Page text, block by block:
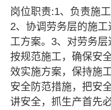
岗位职责:1、负责施
2、协调劳务层的施
工方案。3、对劳务
按规范施工，确保安
效实施方案，保持施
安全防范措施，把安
讲安全，抓生产首先